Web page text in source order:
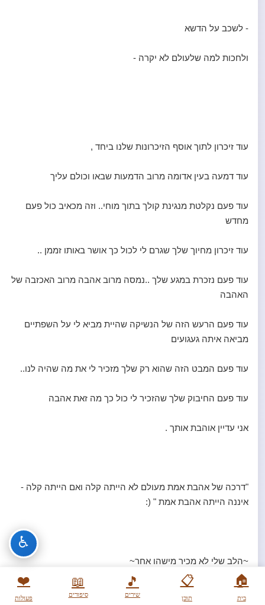
🏠
בית
📋
תוכן
🎵
שירים
📖
סיפורים
❤️
פעולות
- לשכב על הדשא
ולחכות למה שלעולם לא יקרה -
עוד זיכרון לתוך אוסף הזיכרונות שלנו ביחד ,
עוד דמעה בעין אדומה מרוב הדמעות שבאו וכולם עליך
עוד פעם נקלטת מנגינת קולך בתוך מוחי.. וזה מכאיב כול פעם
מחדש
עוד זיכרון מחיוך שלך שגרם לי לכול כך אושר באותו זממן ..
עוד פעם נזכרת במגע שלך ..נמסה מרוב אהבה מרוב האכזבה של
האהבה
עוד פעם הרעש הזה של הנשיקה שהיית מביא לי על השפתיים
מביאה איתה געגועים
עוד פעם המבט הזה שהוא רק שלך מזכיר לי את מה שהיה לנו..
עוד פעם החיבוק שלך שהזכיר לי כול כך מה זאת אהבה
אני עדיין אוהבת אותך .
"דרכה של אהבת אמת מעולם לא הייתה קלה ואם הייתה קלה -
איננה הייתה אהבת אמת " (:
~הלב שלי לא מכיר מישהו אחר~
♿